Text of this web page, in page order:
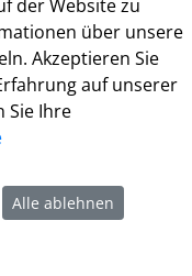
der Website zu
über unsere
Akzeptieren Sie
auf unserer
Sie Ihre
Alle ablehnen